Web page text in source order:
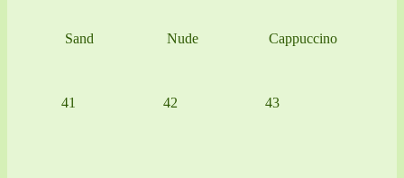
Sand Nude Cappuccino
41 42 43